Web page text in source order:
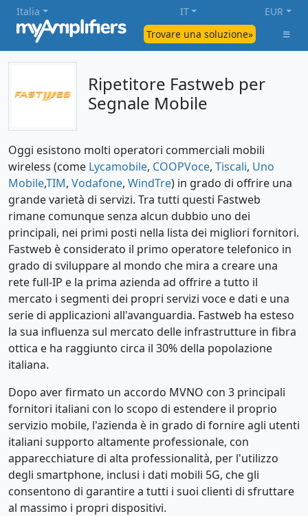
Trovare una soluzione»
Italia IT EUR
Ripetitore Fastweb per
Segnale Mobile
Oggi esistono molti operatori commerciali mobili
wireless (come Lycamobile, COOPVoce, Tiscali, Uno
Mobile,TIM, Vodafone, WindTre) in grado di offrire una
grande varietà di servizi. Tra tutti questi Fastweb
rimane comunque senza alcun dubbio uno dei
principali, nei primi posti nella lista dei migliori fornitori.
Fastweb è considerato il primo operatore telefonico in
grado di sviluppare al mondo che mira a creare una
rete full-IP e la prima azienda ad offrire a tutto il
mercato i segmenti dei propri servizi voce e dati e una
serie di applicazioni all'avanguardia. Fastweb ha esteso
la sua influenza sul mercato delle infrastrutture in fibra
ottica e ha raggiunto circa il 30% della popolazione
italiana.
Dopo aver firmato un accordo MVNO con 3 principali
fornitori italiani con lo scopo di estendere il proprio
servizio mobile, l'azienda è in grado di fornire agli utenti
italiani supporto altamente professionale, con
apparecchiature di alta professionalità, per l'utilizzo
degli smartphone, inclusi i dati mobili 5G, che gli
consentono di garantire a tutti i suoi clienti di sfruttare
al massimo i propri dispositivi.